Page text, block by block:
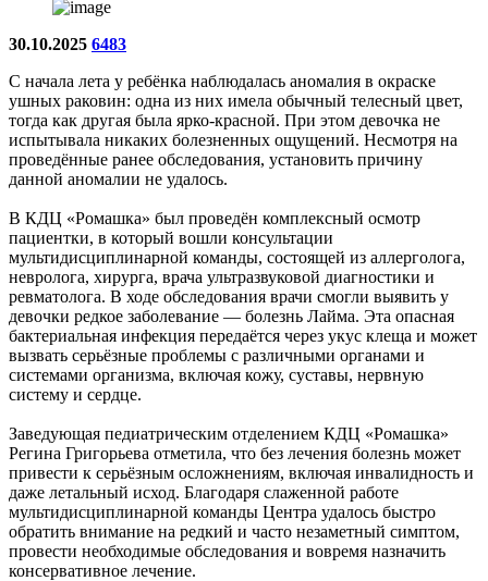
30.10.2025 6483
С начала лета у ребёнка наблюдалась аномалия в окраске
ушных раковин: одна из них имела обычный телесный цвет,
тогда как другая была ярко-красной. При этом девочка не
испытывала никаких болезненных ощущений. Несмотря на
проведённые ранее обследования, установить причину
данной аномалии не удалось.
В КДЦ «Ромашка» был проведён комплексный осмотр
пациентки, в который вошли консультации
мультидисциплинарной команды, состоящей из аллерголога,
невролога, хирурга, врача ультразвуковой диагностики и
ревматолога. В ходе обследования врачи смогли выявить у
девочки редкое заболевание — болезнь Лайма. Эта опасная
бактериальная инфекция передаётся через укус клеща и может
вызвать серьёзные проблемы с различными органами и
системами организма, включая кожу, суставы, нервную
систему и сердце.
Заведующая педиатрическим отделением КДЦ «Ромашка»
Регина Григорьева отметила, что без лечения болезнь может
привести к серьёзным осложнениям, включая инвалидность и
даже летальный исход. Благодаря слаженной работе
мультидисциплинарной команды Центра удалось быстро
обратить внимание на редкий и часто незаметный симптом,
провести необходимые обследования и вовремя назначить
консервативное лечение.